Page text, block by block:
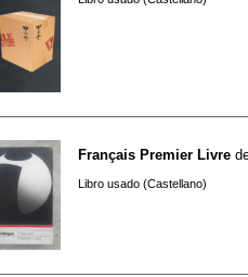
Français Premier Livre
Libro usado (Castellano)